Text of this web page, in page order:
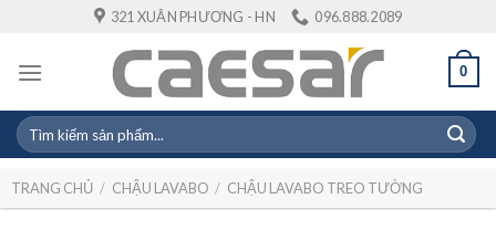
content
321 XUÂN PHƯƠNG - HN 096.888.2089
0
Tìm
kiếm:
TRANG CHỦ / CHẬU LAVABO / CHẬU LAVABO TREO TƯỜNG